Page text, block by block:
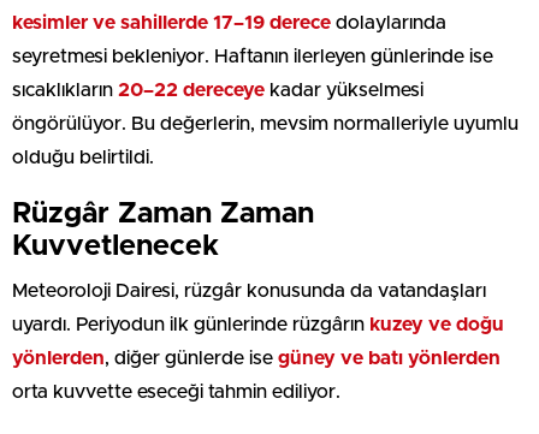
kesimler ve sahillerde 17–19 derece dolaylarında
seyretmesi bekleniyor. Haftanın ilerleyen günlerinde ise
sıcaklıkların 20–22 dereceye kadar yükselmesi
öngörülüyor. Bu değerlerin, mevsim normalleriyle uyumlu
olduğu belirtildi.
Rüzgâr Zaman Zaman
Kuvvetlenecek
Meteoroloji Dairesi, rüzgâr konusunda da vatandaşları
uyardı. Periyodun ilk günlerinde rüzgârın kuzey ve doğu
yönlerden, diğer günlerde ise güney ve batı yönlerden
orta kuvvette eseceği tahmin ediliyor.